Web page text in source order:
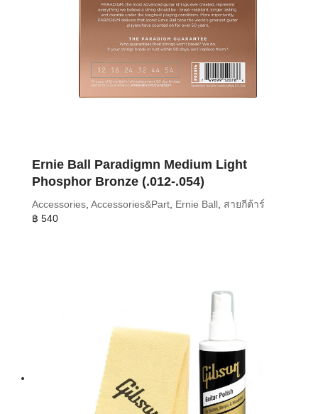
Ernie Ball Paradigmn Medium Light
Phosphor Bronze (.012-.054)
Accessories, Accessories&Part, Ernie Ball, สายกีต้าร์
฿ 540